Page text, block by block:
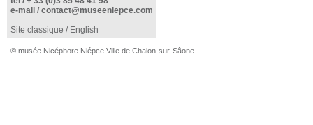
e-mail / contact@museeniepce.com
Site classique / English
© musée Nicéphore Niépce Ville de Chalon-sur-Sâone